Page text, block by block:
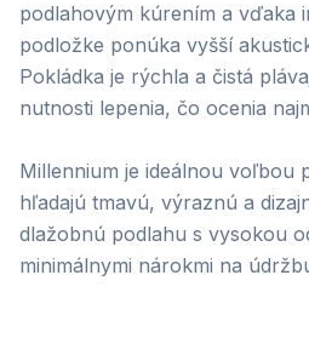
podlahovým kúrením a vďaka
podložke ponúka vyšší
Pokládka je rýchla a čistá
nutnosti lepenia, čo ocenia
Millennium je ideálnou voľbou
hľadajú tmavú, výraznú a
dlažobnú podlahu s vysokou
minimálnymi nárokmi na